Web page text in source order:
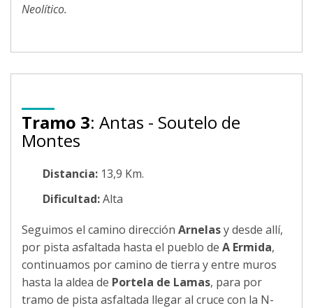
Neolítico.
Tramo 3: Antas - Soutelo de
Montes
Distancia: 13,9 Km.
Dificultad:Alta
Seguimos el camino dirección Arnelasy desde allí,
por pista asfaltada hasta el pueblo de A Ermida,
continuamos por camino de tierra y entre muros
hasta la aldea de Portela de Lamas, para por
tramo de pista asfaltada llegar al cruce con la N-